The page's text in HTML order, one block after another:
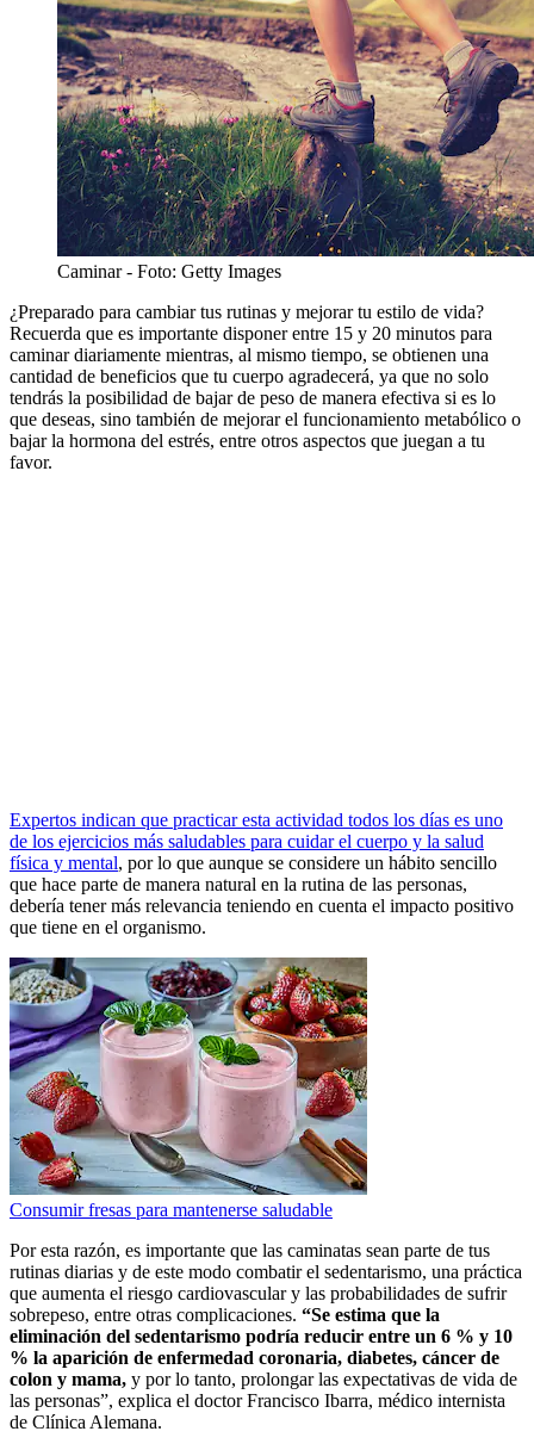
Caminar- Foto: Getty Images
¿Preparado para cambiar tus rutinas y mejorar tu estilo de vida?
Recuerda que es importante disponer entre 15 y 20 minutos para
caminar diariamente mientras, al mismo tiempo, se obtienen una
cantidad de beneficios que tu cuerpo agradecerá, ya que no solo
tendrás la posibilidad de bajar de peso de manera efectiva si es lo
que deseas, sino también de mejorar el funcionamiento metabólico o
bajar la hormona del estrés, entre otros aspectos que juegan a tu
favor.
Expertos indican que practicar esta actividad todos los días es uno
de los ejercicios más saludables para cuidar el cuerpo y la salud
física y mental, por lo que aunque se considere un hábito sencillo
que hace parte de manera natural en la rutina de las personas,
debería tener más relevancia teniendo en cuenta el impacto positivo
que tiene en el organismo.
Consumir fresas para mantenerse saludable
Por esta razón, es importante que las caminatas sean parte de tus
rutinas diarias y de este modo combatir el sedentarismo, una práctica
que aumenta el riesgo cardiovascular y las probabilidades de sufrir
sobrepeso, entre otras complicaciones. “Se estima que la
eliminación del sedentarismo podría reducir entre un 6 % y 10
% la aparición de enfermedad coronaria, diabetes, cáncer de
colon y mama, y por lo tanto, prolongar las expectativas de vida de
las personas”, explica el doctor Francisco Ibarra, médico internista
de Clínica Alemana.